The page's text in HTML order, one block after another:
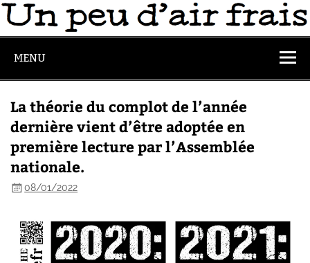
MENU
La théorie du complot de l’année
dernière vient d’être adoptée en
première lecture par l’Assemblée
nationale.
08/01/2022